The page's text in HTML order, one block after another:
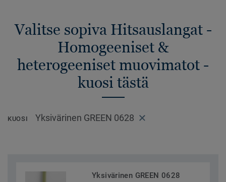
Valitse sopiva Hitsauslangat -
Homogeeniset &
heterogeeniset muovimatot -
kuosi tästä
KUOSI Yksivärinen GREEN 0628
Yksivärinen GREEN 0628